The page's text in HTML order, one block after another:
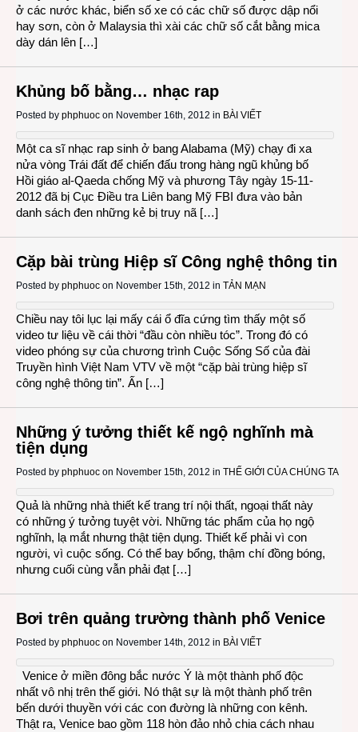
ở các nước khác, biển số xe có các chữ số được dập nổi
hay sơn, còn ở Malaysia thì xài các chữ số cắt bằng mica
dày dán lên […]
Khủng bố bằng… nhạc rap
Posted by phphuoc on November 16th, 2012 in BÀI VIẾT
Một ca sĩ nhạc rap sinh ở bang Alabama (Mỹ) chạy đi xa
nửa vòng Trái đất để chiến đấu trong hàng ngũ khủng bố
Hồi giáo al-Qaeda chống Mỹ và phương Tây ngày 15-11-
2012 đã bị Cục Điều tra Liên bang Mỹ FBI đưa vào bản
danh sách đen những kẻ bị truy nã […]
Cặp bài trùng Hiệp sĩ Công nghệ thông tin
Posted by phphuoc on November 15th, 2012 in TẢN MẠN
Chiều nay tôi lục lại mấy cái ổ đĩa cứng tìm thấy một số
video tư liệu về cái thời “đầu còn nhiều tóc”. Trong đó có
video phóng sự của chương trình Cuộc Sống Số của đài
Truyền hình Việt Nam VTV về một “cặp bài trùng hiệp sĩ
công nghệ thông tin”. Ấn […]
Những ý tưởng thiết kế ngộ nghĩnh mà
tiện dụng
Posted by phphuoc on November 15th, 2012 in THẾ GIỚI CỦA CHÚNG TA
Quả là những nhà thiết kế trang trí nội thất, ngoại thất này
có những ý tưởng tuyệt vời. Những tác phẩm của họ ngộ
nghĩnh, lạ mắt nhưng thật tiện dụng. Thiết kế phải vì con
người, vì cuộc sống. Có thể bay bổng, thậm chí đồng bóng,
nhưng cuối cùng vẫn phải đạt […]
Bơi trên quảng trường thành phố Venice
Posted by phphuoc on November 14th, 2012 in BÀI VIẾT
Venice ở miền đông bắc nước Ý là một thành phố độc
nhất vô nhị trên thế giới. Nó thật sự là một thành phố trên
bến dưới thuyền với các con đường là những con kênh.
Thật ra, Venice bao gồm 118 hòn đảo nhỏ chia cách nhau